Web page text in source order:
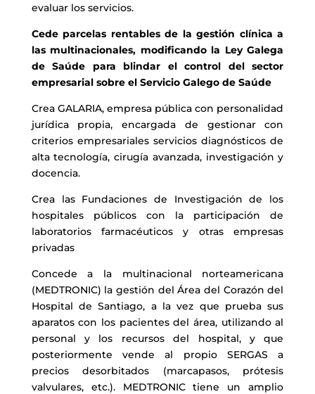
evaluar los servicios.
Cede parcelas rentables de la gestión clínica a
las multinacionales, modificando la Ley Galega
de Saúde para blindar el control del sector
empresarial sobre el Servicio Galego de Saúde
Crea GALARIA, empresa pública con personalidad
jurídica propia, encargada de gestionar con
criterios empresariales servicios diagnósticos de
alta tecnología, cirugía avanzada, investigación y
docencia.
Crea las Fundaciones de Investigación de los
hospitales públicos con la participación de
laboratorios farmacéuticos y otras empresas
privadas
Concede a la multinacional norteamericana
(MEDTRONIC) la gestión del Área del Corazón del
Hospital de Santiago, a la vez que prueba sus
aparatos con los pacientes del área, utilizando al
personal y los recursos del hospital, y que
posteriormente vende al propio SERGAS a
precios desorbitados (marcapasos, prótesis
valvulares, etc.). MEDTRONIC tiene un amplio